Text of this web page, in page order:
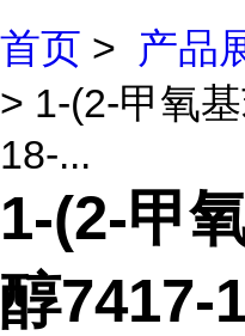
首页 > 产品
> 1-(2-甲氧
18-...
1-(2-甲
醇7417-